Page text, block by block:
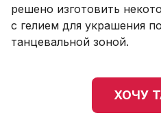
решено изготовить
с гелием для украшения
танцевальной зоной.
ХОЧУ